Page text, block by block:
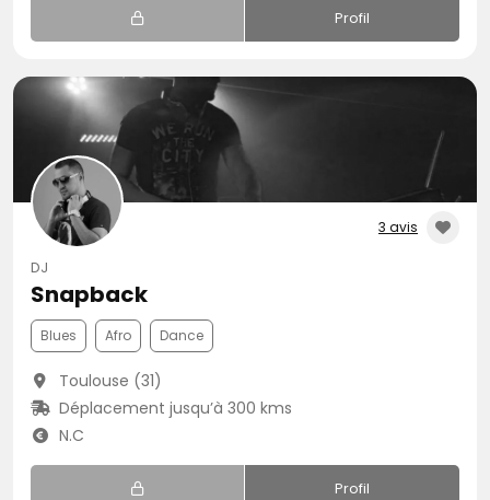
Profil
3 avis
DJ
Snapback
Blues Afro Dance
Toulouse (31)
Déplacement jusqu’à 300 kms
N.C
Profil